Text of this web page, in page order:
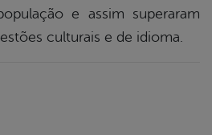
e assim superaram
culturais e de idioma.